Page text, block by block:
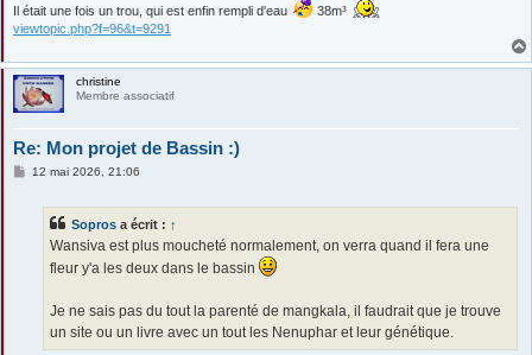
Il était une fois un trou, qui est enfin rempli d'eau
38m³
viewtopic.php?f=96&t=9291
christine
Membre associatif
Re: Mon projet de Bassin :)
M12 mai 2026, 21:06
Sopros a écrit : ↑
Wansiva est plus moucheté normalement, on verra quand il fera une
fleur y'a les deux dans le bassin
Je ne sais pas du tout la parenté de mangkala, il faudrait que je trouve
un site ou un livre avec un tout les Nenuphar et leur génétique.